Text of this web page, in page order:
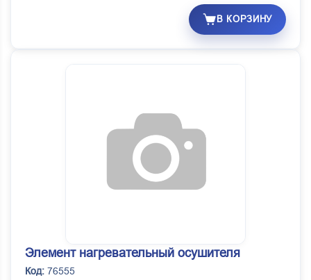
В КОРЗИНУ
Элемент нагревательный осушителя
Код: 76555